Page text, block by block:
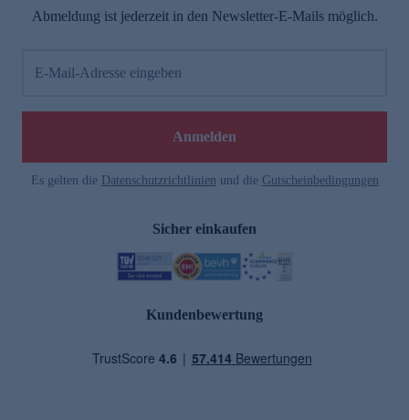
Abmeldung ist jederzeit in den Newsletter-E-Mails möglich.
E-Mail-Adresse eingeben
Anmelden
Es gelten die Datenschutzrichtlinien und die Gutscheinbedingungen
Sicher einkaufen
Kundenbewertung